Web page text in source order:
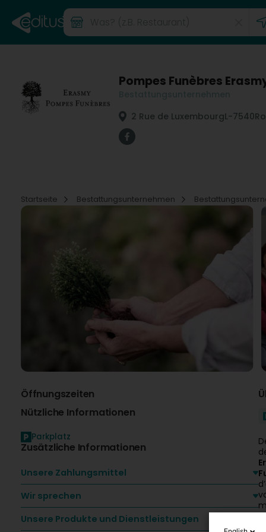
Pompes Funèbres
2 Rue de LuxembourgL-7540
Startseite Bestattungsunternehmen
Öffnungszeiten
Nützliche Informationen
Parkplatz
Zusätzliche Informationen
Unsere Zahlungsmittel
Wir sprechen
Unsere Produkte und Dienstleistungen